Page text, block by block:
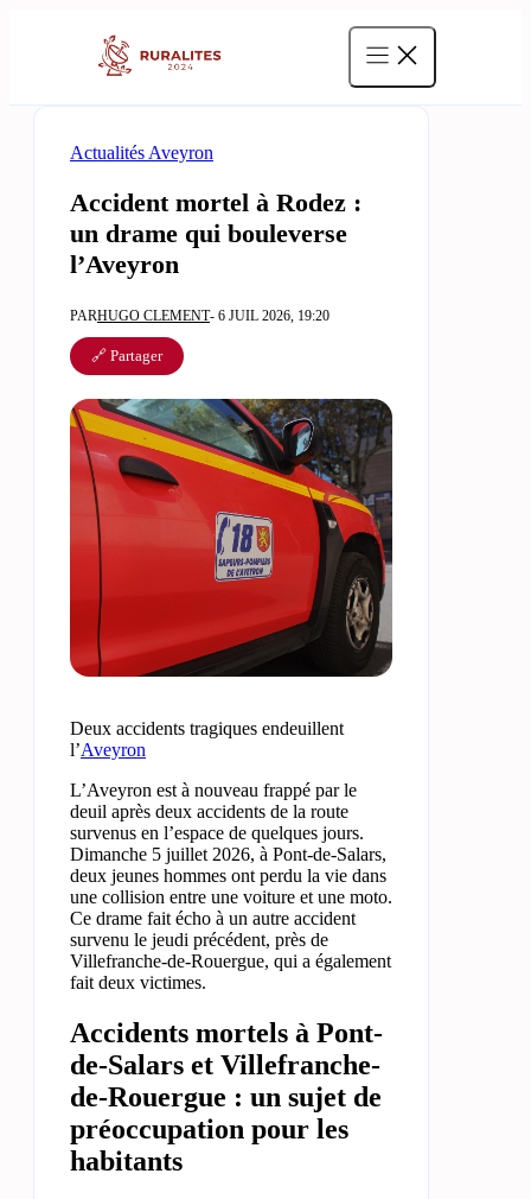
Actualités Aveyron
Accident mortel à Rodez :
un drame qui bouleverse
l’Aveyron
PARHUGO CLEMENT- 6 JUIL 2026, 19:20
🔗 Partager
Deux accidents tragiques endeuillent
l’Aveyron
L’Aveyron est à nouveau frappé par le
deuil après deux accidents de la route
survenus en l’espace de quelques jours.
Dimanche 5 juillet 2026, à Pont-de-Salars,
deux jeunes hommes ont perdu la vie dans
une collision entre une voiture et une moto.
Ce drame fait écho à un autre accident
survenu le jeudi précédent, près de
Villefranche-de-Rouergue, qui a également
fait deux victimes.
Accidents mortels à Pont-
de-Salars et Villefranche-
de-Rouergue : un sujet de
préoccupation pour les
habitants